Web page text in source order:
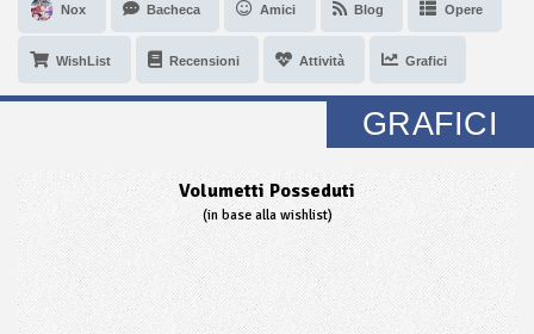
Nox Bacheca Amici Blog Opere
WishList Recensioni Attività Grafici
GRAFICI
Volumetti Posseduti
(in base alla wishlist)